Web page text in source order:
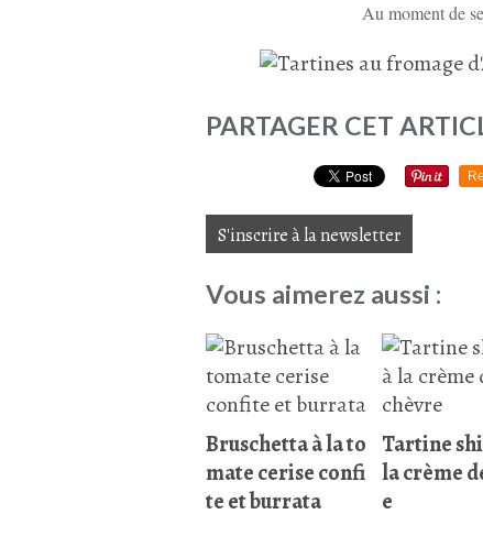
Au moment de
PARTAGER CET
S'inscrire à la newsletter
Vous aimerez aussi :
Bruschetta à la to
mate cerise confi
te et burrata
Tartine
la crème
e